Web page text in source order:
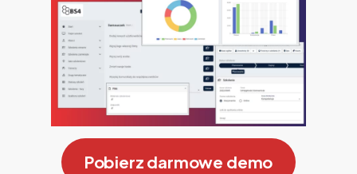
Pobierz darmowe demo